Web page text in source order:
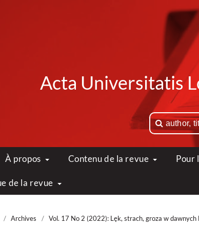
Acta Universitatis
À propos Contenu de la revue Pour
de la revue
/ Archives / Vol. 17 No 2 (2022): Lęk, strach, groza w